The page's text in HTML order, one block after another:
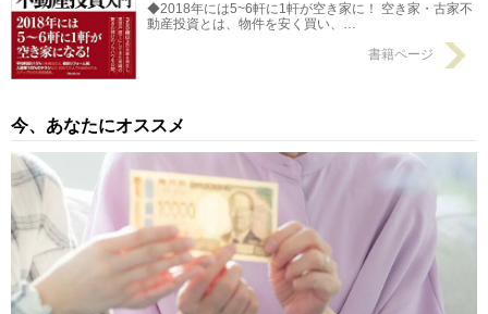
◆2018年には5~6軒に1軒が空き家に！ 空き家・古家不
動産投資とは、物件を安く買い、…
書籍ページ
今、あなたにオススメ